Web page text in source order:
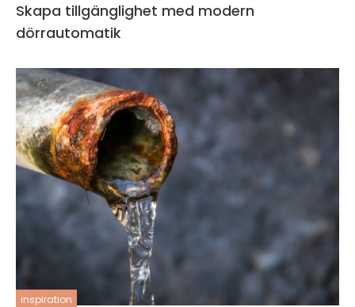
Skapa tillgänglighet med modern
dörrautomatik
inspiration